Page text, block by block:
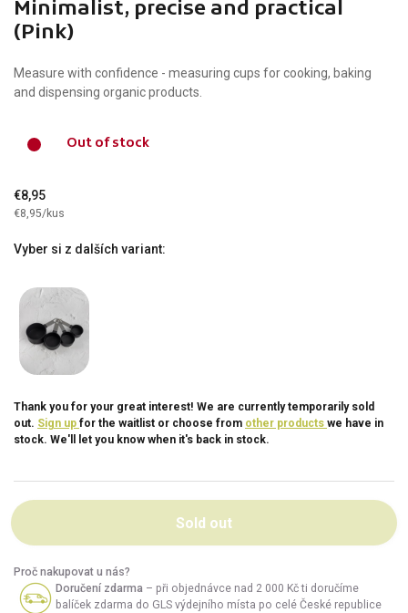
Minimalist, precise and practical
(Pink)
Measure with confidence - measuring cups for cooking, baking
and dispensing organic products.
Out of stock
€8,95
€8,95/kus
Vyber si z dalších variant:
Thank you for your great interest! We are currently temporarily sold
out. Sign up for the waitlist or choose from other products we have in
stock. We'll let you know when it's back in stock.
Sold out
Proč nakupovat u nás?
Doručení zdarma – při objednávce nad 2 000 Kč ti doručíme
balíček zdarma do GLS výdejního místa po celé České republice